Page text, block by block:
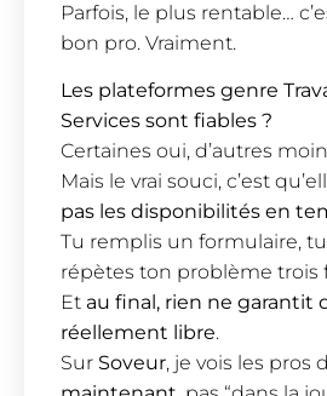
Parfois, le plus rentable…
bon pro. Vraiment.
Les plateformes genre
Services sont fiables ?
Certaines oui, d’autres
Mais le vrai souci, c’est
pas les disponibilités en
Tu remplis un formulaire,
répètes ton problème trois
Et au final, rien ne garantit
réellement libre.
Sur Soveur, je vois les pros